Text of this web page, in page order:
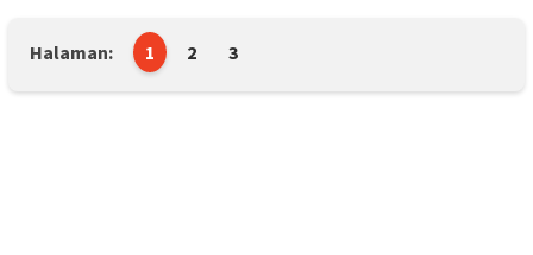
Halaman: 1 2 3